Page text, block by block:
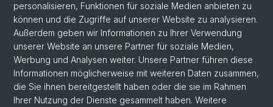
Latinistik
Ur- und Frühgeschichtliche und Provinzialrömische Archäologie
Vindonissa-Professur
© Universität Basel
personalisieren, Funktionen für soziale Medien anbieten zu
können und die Zugriffe auf unserer Website zu analysieren.
Außerdem geben wir Informationen zu Ihrer Verwendung
unserer Website an unsere Partner für soziale Medien,
Werbung und Analysen weiter. Unsere Partner führen diese
Informationen möglicherweise mit weiteren Daten zusammen,
die Sie ihnen bereitgestellt haben oder die sie im Rahmen
Ihrer Nutzung der Dienste gesammelt haben. Weitere